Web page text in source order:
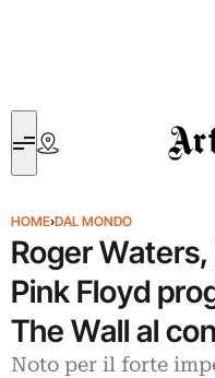
HOME›DAL MONDO
Roger Waters,
Pink Floyd
The Wall al
Noto per il forte